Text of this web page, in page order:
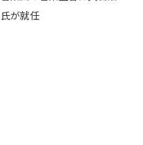
氏が就任